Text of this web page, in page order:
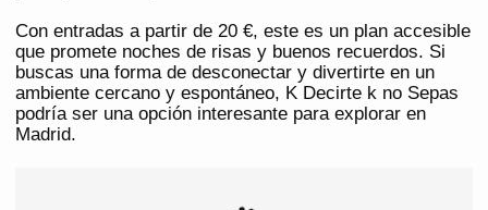
Con entradas a partir de 20 €, este es un plan accesible
que promete noches de risas y buenos recuerdos. Si
buscas una forma de desconectar y divertirte en un
ambiente cercano y espontáneo, K Decirte k no Sepas
podría ser una opción interesante para explorar en
Madrid.